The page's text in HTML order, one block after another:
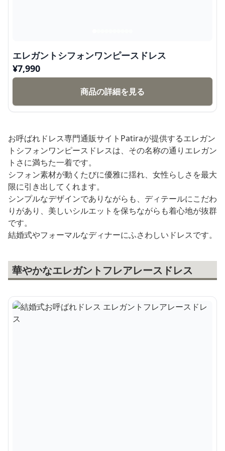
エレガントシフォンワンピースドレス
¥7,990
商品の詳細を見る
お呼ばれドレス専門通販サイトPatiraが提供するエレガン
トシフォンワンピースドレスは、その名称の通りエレガン
トさに満ちた一着です。
シフォン素材が動くたびに優雅に揺れ、女性らしさを最大
限に引き出してくれます。
シンプルなデザインでありながらも、ディテールにこだわ
りがあり、美しいシルエットを保ちながらも着心地が抜群
です。
結婚式やフォーマルなディナーにふさわしいドレスです。
華やかなエレガントフレアレースドレス